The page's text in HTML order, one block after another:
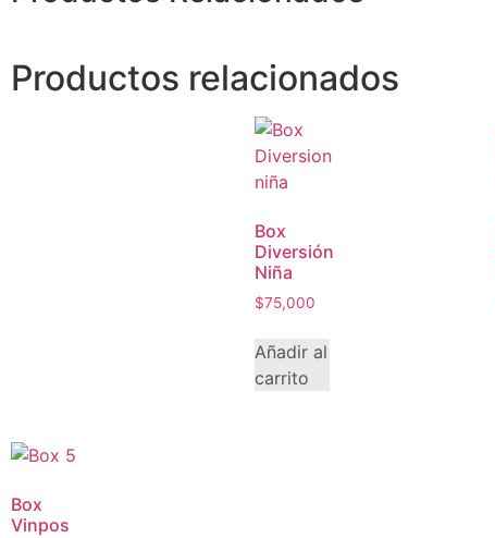
Productos relacionados
Box
Diversión
Niña
$75,000
Añadir al
carrito
Box
Vinpos